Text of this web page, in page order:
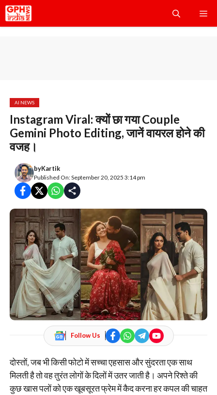
Skip
to
AI NEWS
Instagram Viral: क्यों छा गया Couple
Gemini Photo Editing, जानें वायरल होने की
वजह।
byKartik
Published On: September 20, 2025 3:14 pm
Follow Us
दोस्तों, जब भी किसी फोटो में सच्चा एहसास और सुंदरता एक साथ
मिलती है तो वह तुरंत लोगों के दिलों में उतर जाती है। अपने रिश्ते की
कुछ खास पलों को एक खूबसूरत फ्रेम में कैद करना हर कपल की चाहत